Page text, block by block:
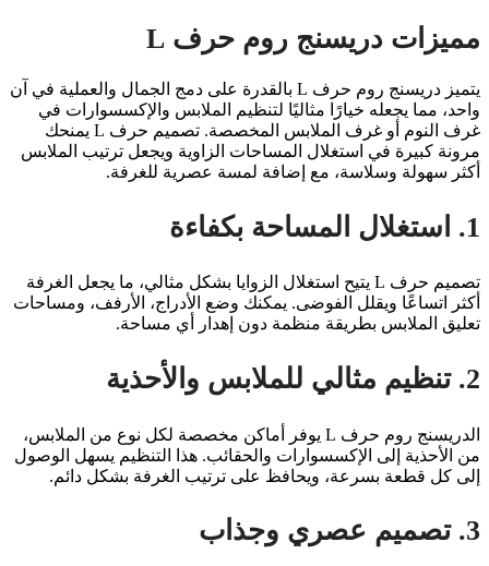
مميزات دريسنج روم حرف L
يتميز دريسنج روم حرف L بالقدرة على دمج الجمال والعملية في آن
واحد، مما يجعله خيارًا مثاليًا لتنظيم الملابس والإكسسوارات في
غرف النوم أو غرف الملابس المخصصة. تصميم حرف L يمنحك
مرونة كبيرة في استغلال المساحات الزاوية ويجعل ترتيب الملابس
أكثر سهولة وسلاسة، مع إضافة لمسة عصرية للغرفة.
1. استغلال المساحة بكفاءة
تصميم حرف L يتيح استغلال الزوايا بشكل مثالي، ما يجعل الغرفة
أكثر اتساعًا ويقلل الفوضى. يمكنك وضع الأدراج، الأرفف، ومساحات
تعليق الملابس بطريقة منظمة دون إهدار أي مساحة.
2. تنظيم مثالي للملابس والأحذية
الدريسنج روم حرف L يوفر أماكن مخصصة لكل نوع من الملابس،
من الأحذية إلى الإكسسوارات والحقائب. هذا التنظيم يسهل الوصول
إلى كل قطعة بسرعة، ويحافظ على ترتيب الغرفة بشكل دائم.
3. تصميم عصري وجذاب